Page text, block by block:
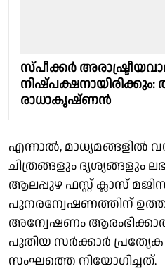
സ്പീക്കര്‍
രാധാകൃഷ്ണന്‍
എന്നാല്‍, മാധ്യമങ്ങളില്‍
ചിത്രങ്ങളും ദൃശ്യങ്ങളും
ആലപ്പുഴ ഫസ്റ്റ് ക്ലാസ്
പുനരന്വേഷണത്തിന്
അന്വേഷണം
പുതിയ സര്‍ക്കാര്‍
സംഘത്തെ നിയോഗിച്ചത്.